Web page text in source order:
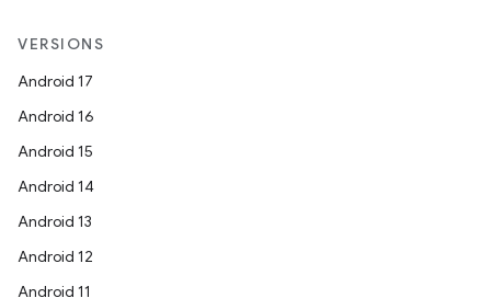
VERSIONS
Android 17
Android 16
Android 15
Android 14
Android 13
Android 12
Android 11